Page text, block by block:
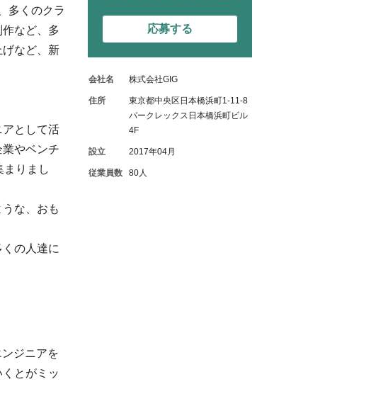
多くのクラ
など、多
げなど、新
として活
やベンチ
まりまし
な、おも
の人達に
ジニアを
とがミッ
応募する
会社名 株式会社GIG
住所
東京都中央区日本橋浜町1-11-8
パークレックス日本橋浜町ビル
4F
設立 2017年04月
従業員数 80人